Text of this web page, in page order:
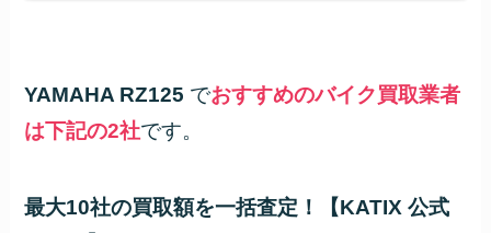
YAMAHA RZ125 でおすすめのバイク買取業者
は下記の2社です。
最大10社の買取額を一括査定！【KATIX 公式